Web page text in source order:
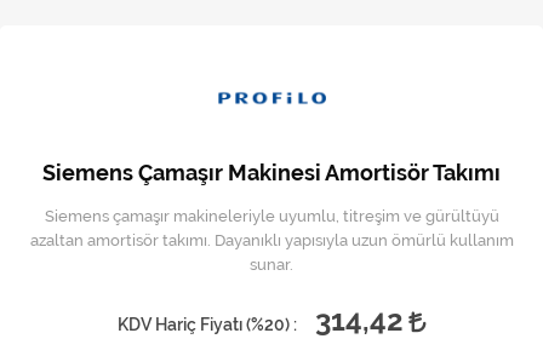
Musluk
Şofben ve Termosifon
Siemens Çamaşır Makinesi Amortisör Takımı​
Siemens çamaşır makineleriyle uyumlu, titreşim ve gürültüyü
azaltan amortisör takımı. Dayanıklı yapısıyla uzun ömürlü kullanım
sunar.​
KDV Hariç Fiyatı (%20) :
314,42